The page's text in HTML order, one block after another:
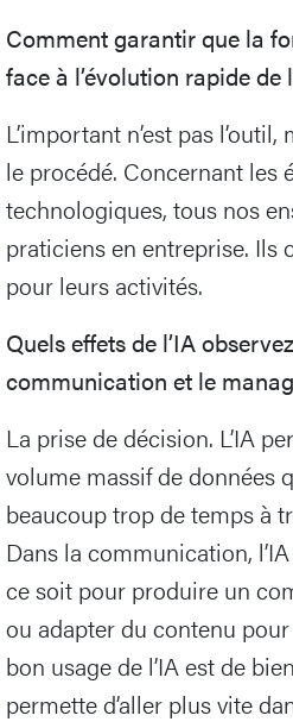
Comment garantir que la
face à l’évolution rapide de
L’important n’est pas
le procédé. Concernant les
technologiques, tous nos
praticiens en entreprise. Ils
pour leurs activités.
Quels effets de l’IA
communication et le
La prise de décision. L’IA
volume massif de données
beaucoup trop de temps à
Dans la communication,
ce soit pour produire un
ou adapter du contenu
bon usage de l’IA est de
permette d’aller plus vite